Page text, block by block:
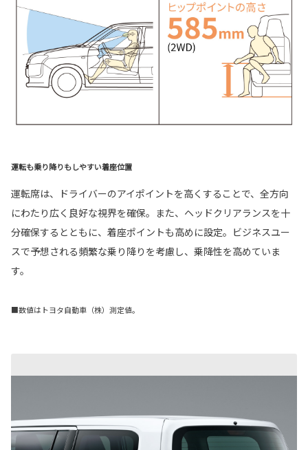
運転も乗り降りもしやすい着座位置
運転席は、ドライバーのアイポイントを高くすることで、全方向
にわたり広く良好な視界を確保。また、ヘッドクリアランスを十
分確保するとともに、着座ポイントも高めに設定。ビジネスユー
スで予想される頻繁な乗り降りを考慮し、乗降性を高めていま
す。
■数値はトヨタ自動車（株）測定値。